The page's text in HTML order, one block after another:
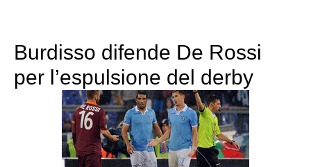
Burdisso difende De Rossi
per l’espulsione del derby